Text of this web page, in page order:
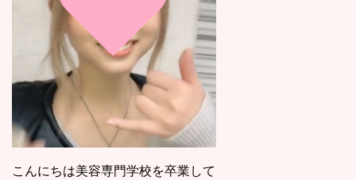
こんにちは美容専門学校を卒業して